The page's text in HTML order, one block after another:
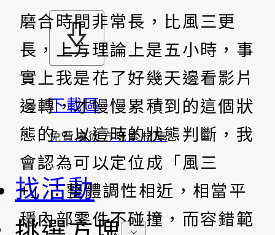
下載區
免費魔術方塊素材庫
找活動
磨合時間非常長，比風三更
長，上方理論上是五小時，事
實上我是花了好幾天邊看影片
邊轉，才慢慢累積到的這個狀
態的。以這時的狀態判斷，我
會認為可以定位成「風三
+」：整體調性相近，相當平
穩內部零件不碰撞，而容錯範